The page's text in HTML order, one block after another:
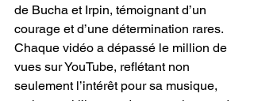
de Bucha et Irpin, témoignant d’un
courage et d’une détermination rares.
Chaque vidéo a dépassé le million de
vues sur YouTube, reflétant non
seulement l’intérêt pour sa musique,